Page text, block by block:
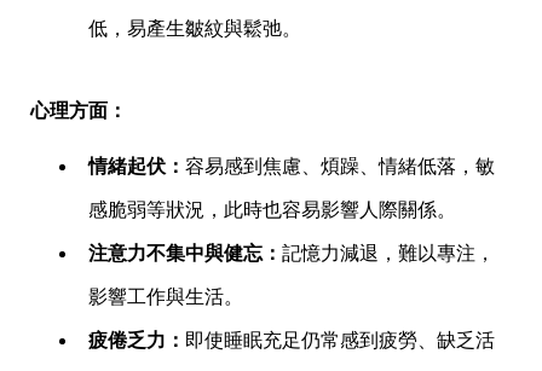
低，易產生皺紋與鬆弛。
心理方面：
情緒起伏： 容易感到焦慮、煩躁、情緒低落，敏
感脆弱等狀況，此時也容易影響人際關係。
注意力不集中與健忘： 記憶力減退，難以專注，
影響工作與生活。
疲倦乏力： 即使睡眠充足仍常感到疲勞、缺乏活